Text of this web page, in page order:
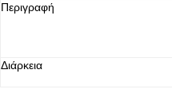
Περιγραφή
Διάρκεια